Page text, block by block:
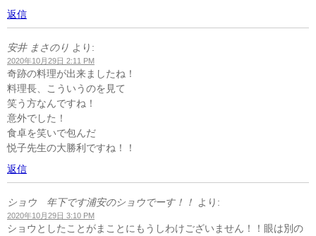
返信
安井 まさのり より:
2020年10月29日 2:11 PM
奇跡の料理が出来ましたね！
料理長、こういうのを見て
笑う方なんですね！
意外でした！
食卓を笑いで包んだ
悦子先生の大勝利ですね！！
返信
ショウ 年下です浦安のショウでーす！！ より:
2020年10月29日 3:10 PM
ショウとしたことがまことにもうしわけございません！！眼は別の